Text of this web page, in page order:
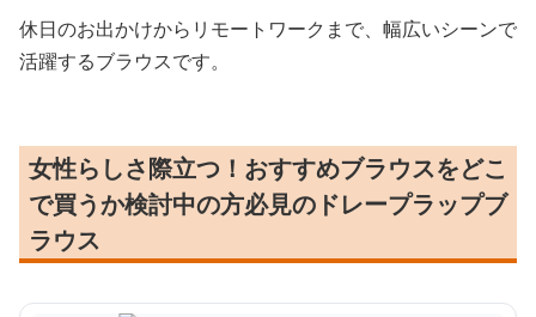
休日のお出かけからリモートワークまで、幅広いシーンで
活躍するブラウスです。
女性らしさ際立つ！おすすめブラウスをどこ
で買うか検討中の方必見のドレープラップブ
ラウス